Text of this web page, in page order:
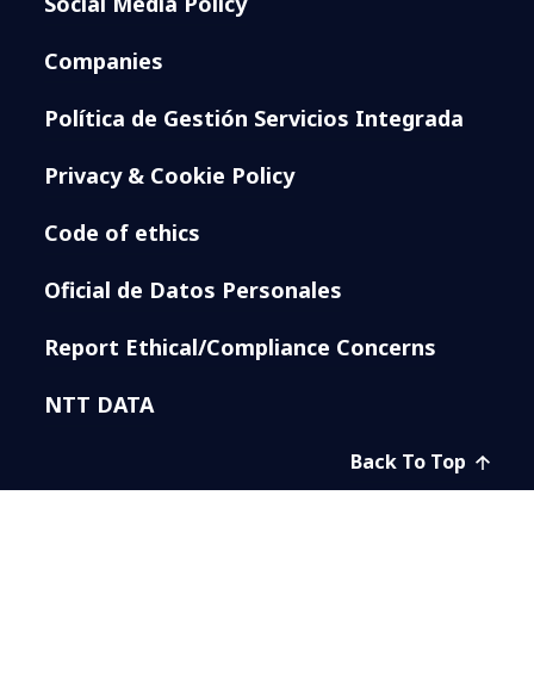
Companies
Política de Gestión Servicios Integrada
Privacy & Cookie Policy
Code of ethics
Oficial de Datos Personales
Report Ethical/Compliance Concerns
NTT DATA
Back To Top